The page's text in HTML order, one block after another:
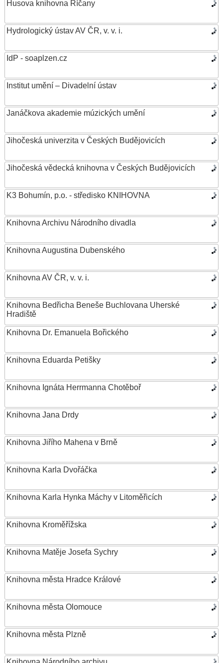
Husova knihovna Říčany
Hydrologický ústav AV ČR, v. v. i.
IdP - soaplzen.cz
Institut umění – Divadelní ústav
Janáčkova akademie múzických umění
Jihočeská univerzita v Českých Budějovicích
Jihočeská vědecká knihovna v Českých Budějovicích
K3 Bohumín, p.o. - středisko KNIHOVNA
Knihovna Archivu Národního divadla
Knihovna Augustina Dubenského
Knihovna AV ČR, v. v. i.
Knihovna Bedřicha Beneše Buchlovana Uherské
Hradiště
Knihovna Dr. Emanuela Bořického
Knihovna Eduarda Petišky
Knihovna Ignáta Herrmanna Chotěboř
Knihovna Jana Drdy
Knihovna Jiřího Mahena v Brně
Knihovna Karla Dvořáčka
Knihovna Karla Hynka Máchy v Litoměřicích
Knihovna Kroměřížska
Knihovna Matěje Josefa Sychry
Knihovna města Hradce Králové
Knihovna města Olomouce
Knihovna města Plzně